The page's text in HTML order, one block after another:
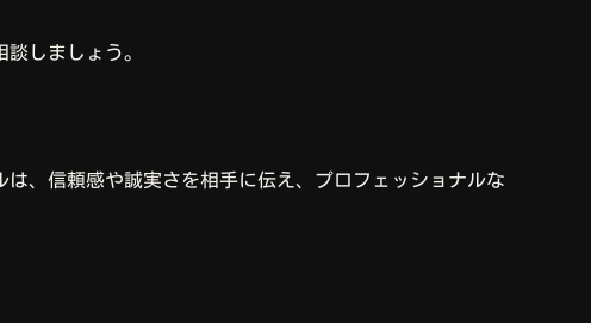
しましょう。
、信頼感や誠実さを相手に伝え、プロフェッショナルな